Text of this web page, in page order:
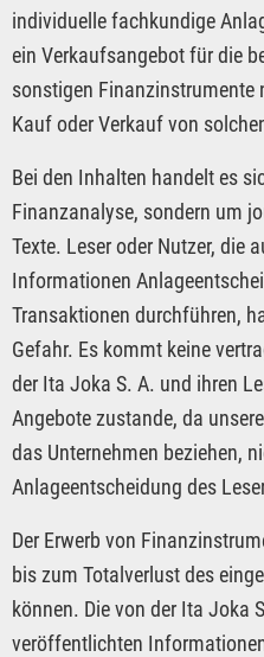
individuelle fachkundige
ein Verkaufsangebot für die
sonstigen Finanzinstrumente
Kauf oder Verkauf von
Bei den Inhalten handelt es
Finanzanalyse, sondern um
Texte. Leser oder Nutzer, die
Informationen
Transaktionen durchführen,
Gefahr. Es kommt keine
der Ita Joka S. A. und ihren
Angebote zustande, da
das Unternehmen beziehen,
Anlageentscheidung des
Der Erwerb von
bis zum Totalverlust des
können. Die von der Ita Joka
veröffentlichten